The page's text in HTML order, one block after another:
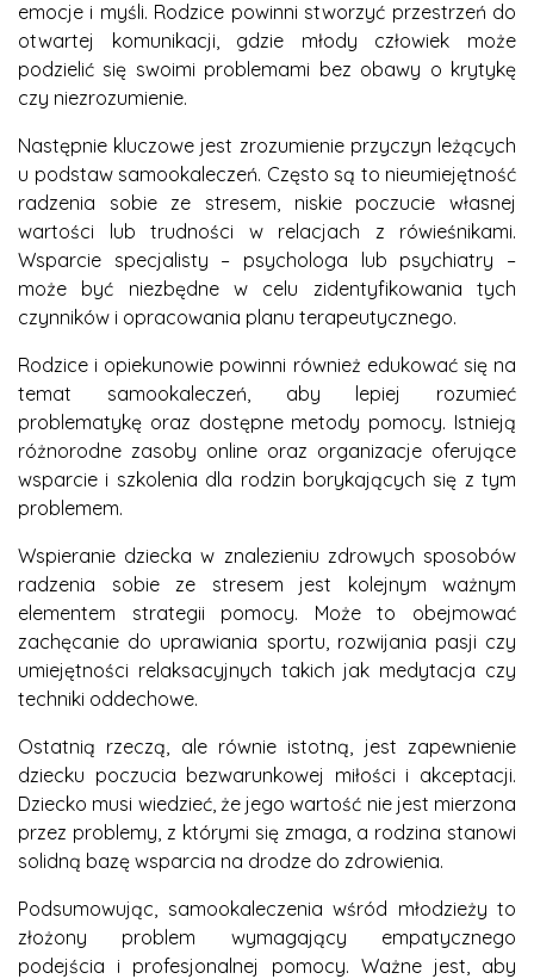
emocje i myśli. Rodzice powinni stworzyć przestrzeń do
otwartej komunikacji, gdzie młody człowiek może
podzielić się swoimi problemami bez obawy o krytykę
czy niezrozumienie.
Następnie kluczowe jest zrozumienie przyczyn leżących
u podstaw samookaleczeń. Często są to nieumiejętność
radzenia sobie ze stresem, niskie poczucie własnej
wartości lub trudności w relacjach z rówieśnikami.
Wsparcie specjalisty – psychologa lub psychiatry –
może być niezbędne w celu zidentyfikowania tych
czynników i opracowania planu terapeutycznego.
Rodzice i opiekunowie powinni również edukować się na
temat samookaleczeń, aby lepiej rozumieć
problematykę oraz dostępne metody pomocy. Istnieją
różnorodne zasoby online oraz organizacje oferujące
wsparcie i szkolenia dla rodzin borykających się z tym
problemem.
Wspieranie dziecka w znalezieniu zdrowych sposobów
radzenia sobie ze stresem jest kolejnym ważnym
elementem strategii pomocy. Może to obejmować
zachęcanie do uprawiania sportu, rozwijania pasji czy
umiejętności relaksacyjnych takich jak medytacja czy
techniki oddechowe.
Ostatnią rzeczą, ale równie istotną, jest zapewnienie
dziecku poczucia bezwarunkowej miłości i akceptacji.
Dziecko musi wiedzieć, że jego wartość nie jest mierzona
przez problemy, z którymi się zmaga, a rodzina stanowi
solidną bazę wsparcia na drodze do zdrowienia.
Podsumowując, samookaleczenia wśród młodzieży to
złożony problem wymagający empatycznego
podejścia i profesjonalnej pomocy. Ważne jest, aby